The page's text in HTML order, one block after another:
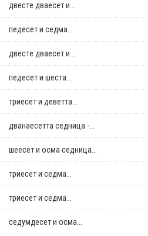
двестe дваесет и...
педесет и седма...
двестe дваесет и...
педесет и шеста...
триесет и деветта...
дванаесетта седница -...
шеесет и осма седница...
триесет и седма...
триесет и седма...
седумдесет и осма...